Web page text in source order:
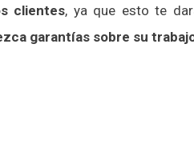
clientes, ya que esto te
garantías sobre su